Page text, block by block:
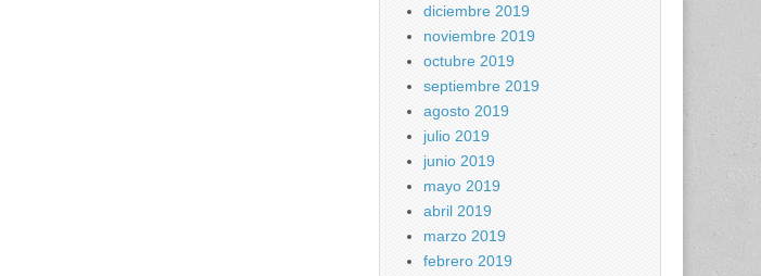
diciembre 2019
noviembre 2019
octubre 2019
septiembre 2019
agosto 2019
julio 2019
junio 2019
mayo 2019
abril 2019
marzo 2019
febrero 2019